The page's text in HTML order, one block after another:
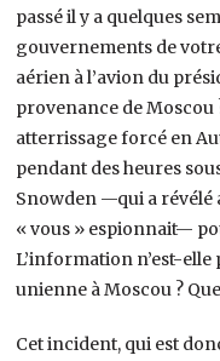
passé il y a quelques
gouvernements de
aérien à l’avion du
provenance de Moscou
atterrissage forcé en
pendant des heures
Snowden —qui a révélé
« vous » espionnait—
L’information n’est-elle
unienne à Moscou ?
Cet incident, qui est